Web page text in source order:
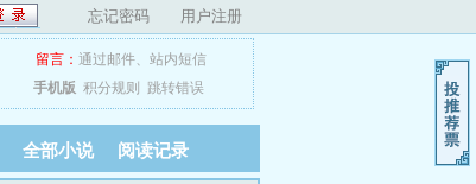
忘记密码 用户注册
留言： 通过邮件、 站内短信
手机版 积分规则 跳转错误
全部小说 阅读记录